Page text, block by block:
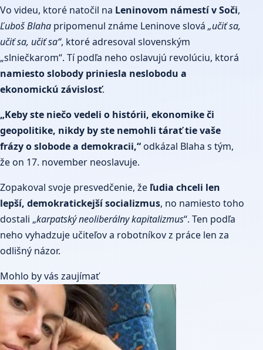
Vo videu, ktoré natočil na Leninovom námestí v Soči,
Ľuboš Blaha pripomenul známe Leninove slová„učiť sa,
učiť sa, učiť sa“, ktoré adresoval slovenským
„slniečkarom“. Tí podľa neho oslavujú revolúciu, ktorá
namiesto slobody priniesla neslobodu a
ekonomickú závislosť.
„Keby ste niečo vedeli o histórii, ekonomike či
geopolitike, nikdy by ste nemohli tárať tie vaše
frázy o slobode a demokracii,“ odkázal Blaha s tým,
že on 17. november neoslavuje.
Zopakoval svoje presvedčenie, že ľudia chceli len
lepší, demokratickejší socializmus, no namiesto toho
dostali „karpatský neoliberálny kapitalizmus“. Ten podľa
neho vyhadzuje učiteľov a robotníkov z práce len za
odlišný názor.
Mohlo by vás zaujímať